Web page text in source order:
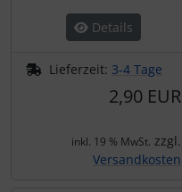
Details
Lieferzeit: 3-4 Tage
2,90 EUR
inkl. 19 % MwSt. zzgl.
Versandkosten